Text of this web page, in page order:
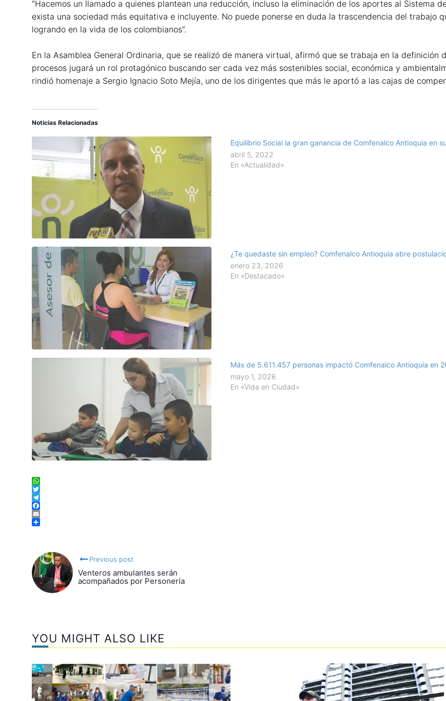
“Hacemos un llamado a quienes plantean una reducción, incluso la eliminación de los aportes al Sistema
exista una sociedad más equitativa e incluyente. No puede ponerse en duda la trascendencia del trabajo
logrando en la vida de los colombianos”.
En la Asamblea General Ordinaria, que se realizó de manera virtual, afirmó que se trabaja en la
procesos jugará un rol protagónico buscando ser cada vez más sostenibles social, económica y
rindió homenaje a Sergio Ignacio Soto Mejía, uno de los dirigentes que más le aportó a las cajas de
Noticias Relacionadas
Equilibrio Social la gran ganancia de Comfenalco Antioquia en
abril 5, 2022
En «Actualidad»
¿Te quedaste sin empleo? Comfenalco Antioquia abre
enero 23, 2026
En «Destacado»
Más de 5.611.457 personas impactó Comfenalco Antioquia en
mayo 1, 2026
En «Vida en Ciudad»
WhatsApp
Twitter
Telegram
Facebook
Email
Previous post
Venteros ambulantes serán
acompañados por Personería
YOU MIGHT ALSO LIKE